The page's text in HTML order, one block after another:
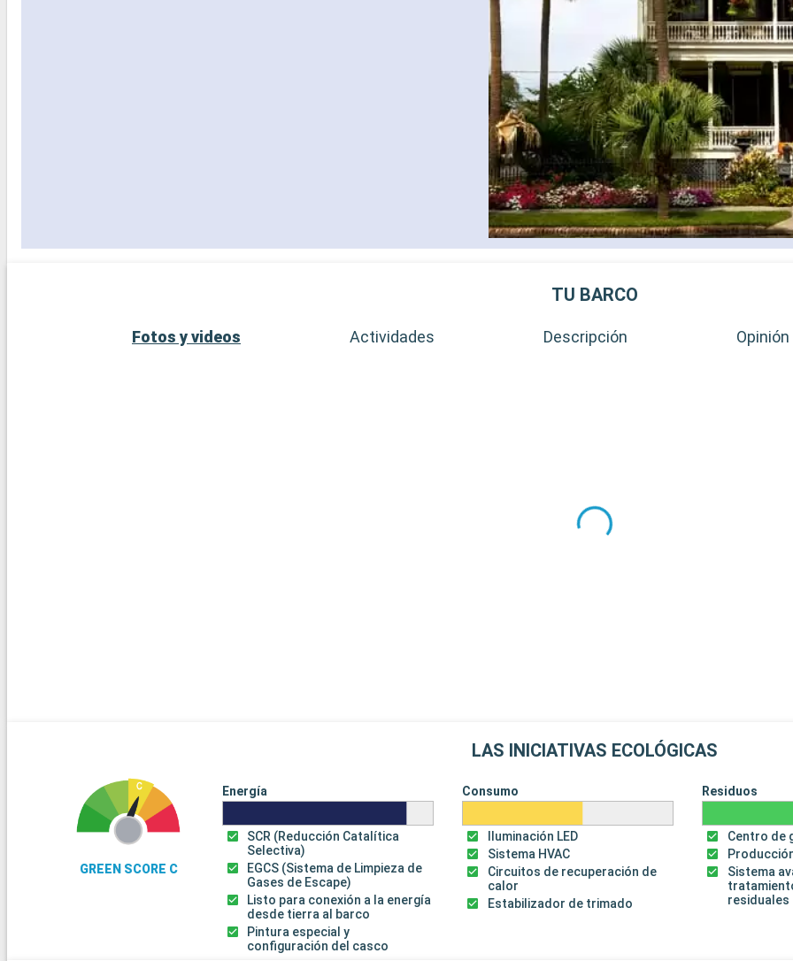
TU BARCO
Fotos y videos Actividades Descripción
LAS INICIATIVAS ECOLÓGICAS
GREEN SCORE C
Energía
SCR (Reducción Catalítica
Selectiva)
EGCS (Sistema de Limpieza de
Gases de Escape)
Listo para conexión a la energía
desde tierra al barco
Pintura especial y
configuración del casco
Consumo
Iluminación LED
Sistema HVAC
Circuitos de recuperación de
calor
Estabilizador de trimado
Residuos
Centro de
Sistema
residuales